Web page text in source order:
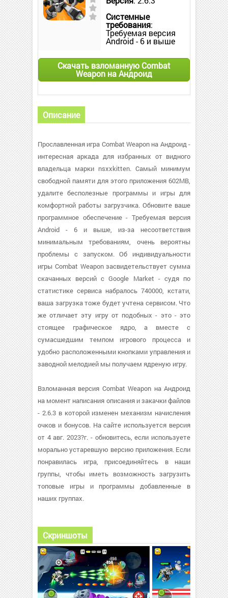
Системные
требования:
Требуемая версия
Android - 6 и выше
Скачать взломанную Combat
Weapon на Андроид
Описание
Прославленная игра Combat Weapon на Андроид -
интересная аркада для избранных от видного
владельца марки nsxxkitten. Самый минимум
свободной памяти для этого приложения 602MB,
удалите бесполезные программы и игры для
комфортной работы загрузчика. Обновите ваше
программное обеспечение - Требуемая версия
Android - 6 и выше, из-за несоответствия
минимальным требованиям, очень вероятны
проблемы с запуском. Об индивидуальности
игры Combat Weapon засвидетельствует сумма
скачанных версий с Google Market - судя по
статистике сервиса набралось 740000, кстати,
ваша загрузка тоже будет учтена сервисом. Что
же отличает эту игру от подобных - это - это
стоящее графическое ядро, а вместе с
сумасшедшим темпом игрового процесса и
удобно расположенными кнопками управления и
заводной мелодией мы получаем ядреную игру.
Взломанная версия Combat Weapon на Андроид
на момент написания описания и закачки файлов
- 2.6.3 в которой изменен механизм начисления
очков и бонусов. На сайте используется версия
от 4 авг. 2023?г. - обновитесь, если используете
морально устаревшую версию приложения. Если
понравилась игра, присоединяйтесь в наши
группы, чтобы иметь возможность загрузить
топовые игры и программы добавленные в
наших группах.
Скриншоты